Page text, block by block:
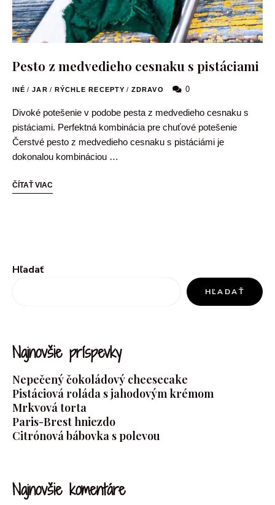
Pesto z medvedieho cesnaku s pistáciami
INÉ / JAR / RÝCHLE RECEPTY / ZDRAVO 0
Divoké potešenie v podobe pesta z medvedieho cesnaku s
pistáciami. Perfektná kombinácia pre chuťové potešenie
Čerstvé pesto z medvedieho cesnaku s pistáciámi je
dokonalou kombináciou …
ČÍTAŤ VIAC
Hľadať
HĽADAŤ
Najnovšie príspevky
Nepečený čokoládový cheesecake
Pistáciová roláda s jahodovým krémom
Mrkvová torta
Paris-Brest hniezdo
Citrónová bábovka s polevou
Najnovšie komentáre